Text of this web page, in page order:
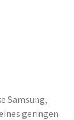
Samsung,
geringen